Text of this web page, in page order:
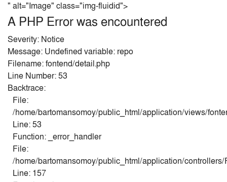
" alt="Image" class="img-fluidid">
A PHP Error was encountered
Severity: Notice
Message: Undefined variable: repo
Filename: fontend/detail.php
Line Number: 53
Backtrace:
File:
/home/bartomansomoy/public_html/application/views/
Line: 53
Function: _error_handler
File:
/home/bartomansomoy/public_html/application/
Line: 157